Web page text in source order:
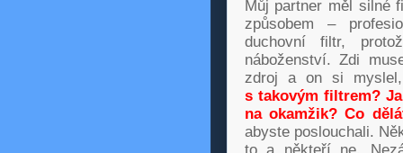
Můj partner měl silné
způsobem –
duchovní filtr,
náboženství. Zdi
zdroj a on si
s takovým filtrem?
na okamžik? Co
abyste poslouchali.